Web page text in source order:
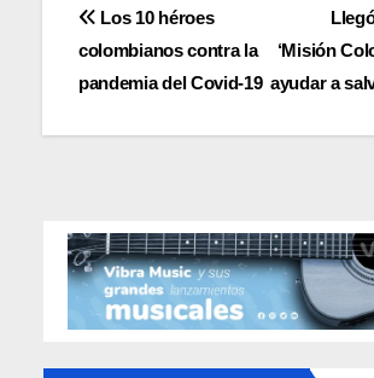
Navegación
de
entradas
‘Misión
ayudar a
Los 10 héroes
colombianos contra la
pandemia del Covid-19